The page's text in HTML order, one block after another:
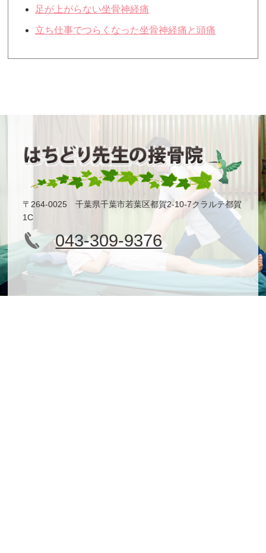
足が上がらない坐骨神経痛
立ち仕事でつらくなった坐骨神経痛と頭痛
〒264-0025 千葉県千葉市若葉区都賀2-10-7クラルテ都賀
1C
043-309-9376